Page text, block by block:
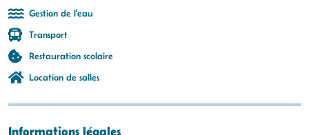
Gestion de l'eau
Transport
Restauration scolaire
Location de salles
Informations légales